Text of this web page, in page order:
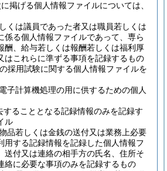
掲げる個人情報ファイルについては、
くは議員であった者又は職員若しくは
係る個人情報ファイルであって、専ら
酬、給与若しくは報酬若しくは福利厚
はこれらに準ずる事項を記録するもの
採用試験に関する個人情報ファイルを
子計算機処理の用に供するための個人
することとなる記録情報のみを記録す
ル
品若しくは金銭の送付又は業務上必要
用する記録情報を記録した個人情報フ
送付又は連絡の相手方の氏名、住所そ
絡に必要な事項のみを記録するもの